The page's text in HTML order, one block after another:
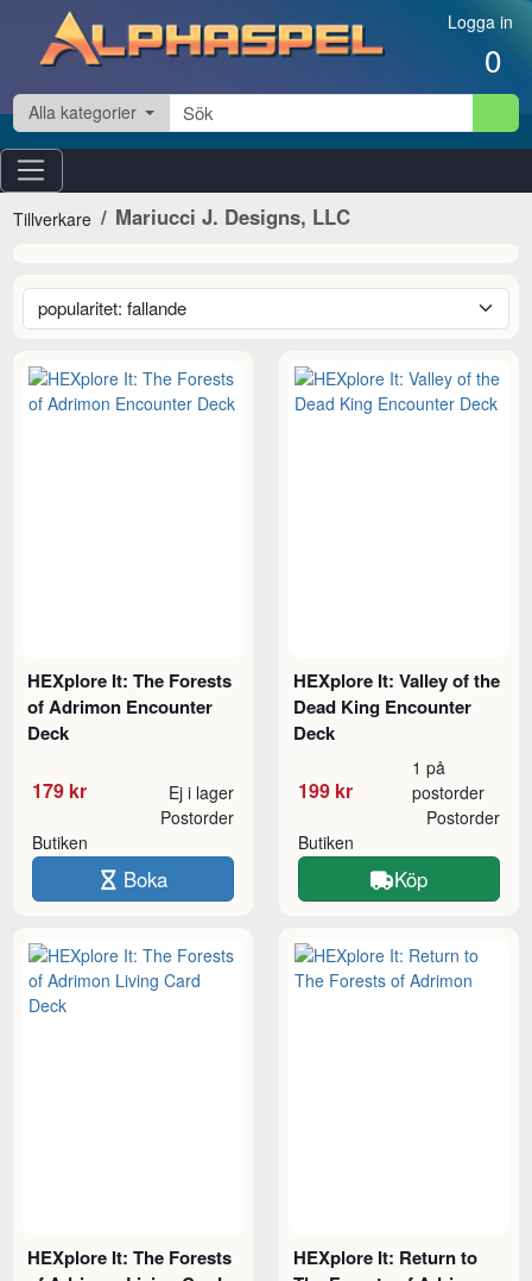
Hoppa till innehåll Logga in
0
Alla kategorier
Tillverkare Mariucci J. Designs, LLC
HEXplore It: The Forests
of Adrimon Encounter
Deck
179 kr Ej i lager
Butiken
Postorder
Boka
HEXplore It: Valley of the
Dead King Encounter
Deck
199 kr
1 på
postorder
Butiken
Postorder
Köp
HEXplore It: The Forests
HEXplore It: Return to